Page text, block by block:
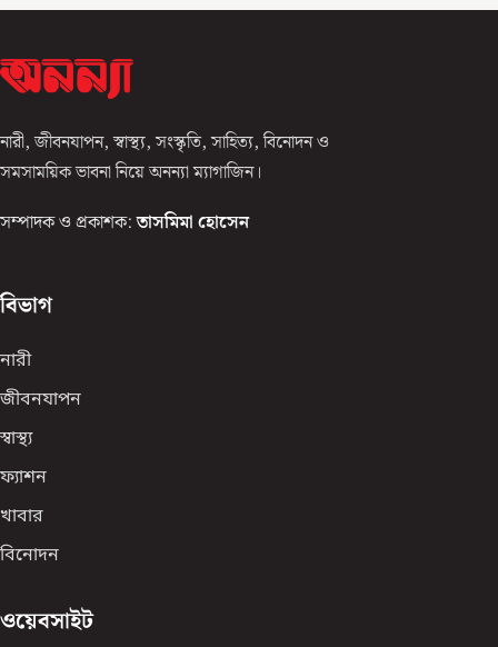
নারী, জীবনযাপন, স্বাস্থ্য, সংস্কৃতি, সাহিত্য, বিনোদন ও
সমসাময়িক ভাবনা নিয়ে অনন্যা ম্যাগাজিন।
সম্পাদক ও প্রকাশক: তাসমিমা হোসেন
বিভাগ
নারী
জীবনযাপন
স্বাস্থ্য
ফ্যাশন
খাবার
বিনোদন
ওয়েবসাইট